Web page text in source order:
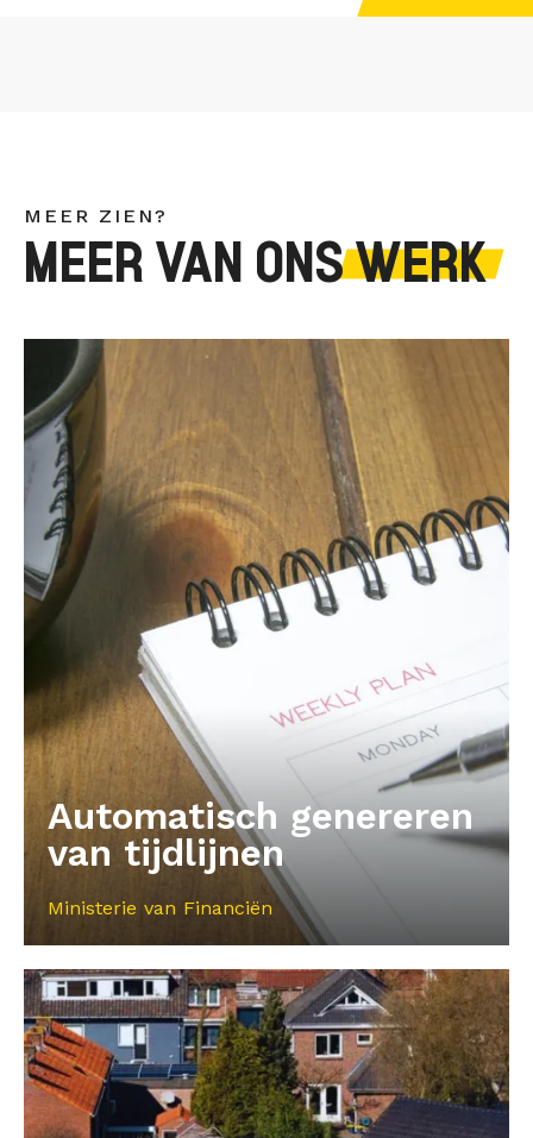
MEER ZIEN?
MEER VAN ONSWERK
Automatisch genereren
van tijdlijnen
Ministerie van Financiën